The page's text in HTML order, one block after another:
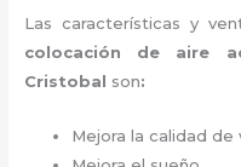
Las características y
colocación de aire
Cristobal son:
Mejora la calidad de